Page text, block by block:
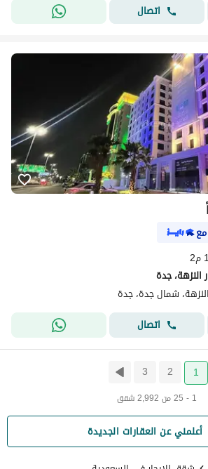
اتصال
مع
النزهة، جدة
شمال جدة، جدة
اتصال
1
2
3
1 - 25 من 2,992 شقق
أعلمني عن العقارات الجديدة